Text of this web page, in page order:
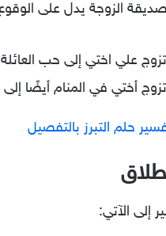
الزوجة يدل على
علي اختي إلى حب العائلة
أختي في المنام أيضًا
حلم التبرز بالتفصيل
إلى الآتي: